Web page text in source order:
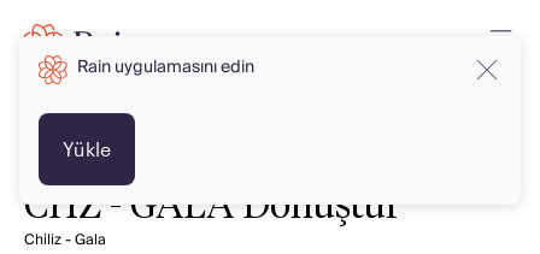
CHZ - GALA Dönüştür
Chiliz - Gala
Rain uygulamasını edin
Yükle